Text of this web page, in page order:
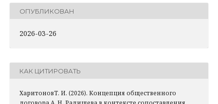
ОПУБЛИКОВАН
2026-03-26
КАК ЦИТИРОВАТЬ
ХаритоновТ. И. (2026). Концепция общественного